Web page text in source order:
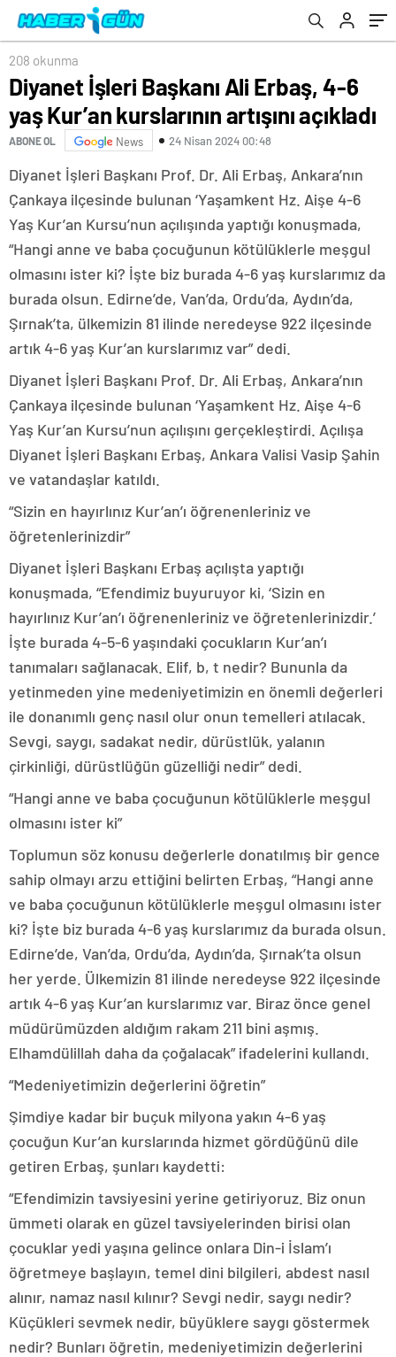
208 okunma
Diyanet İşleri Başkanı Ali Erbaş, 4-6
yaş Kur’an kurslarının artışını açıkladı
ABONE OL News 24 Nisan 2024 00:48
Diyanet İşleri Başkanı Prof. Dr. Ali Erbaş, Ankara’nın
Çankaya ilçesinde bulunan ‘Yaşamkent Hz. Aişe 4-6
Yaş Kur’an Kursu’nun açılışında yaptığı konuşmada,
“Hangi anne ve baba çocuğunun kötülüklerle meşgul
olmasını ister ki? İşte biz burada 4-6 yaş kurslarımız da
burada olsun. Edirne’de, Van’da, Ordu’da, Aydın’da,
Şırnak’ta, ülkemizin 81 ilinde neredeyse 922 ilçesinde
artık 4-6 yaş Kur’an kurslarımız var” dedi.
Diyanet İşleri Başkanı Prof. Dr. Ali Erbaş, Ankara’nın
Çankaya ilçesinde bulunan ‘Yaşamkent Hz. Aişe 4-6
Yaş Kur’an Kursu’nun açılışını gerçekleştirdi. Açılışa
Diyanet İşleri Başkanı Erbaş, Ankara Valisi Vasip Şahin
ve vatandaşlar katıldı.
“Sizin en hayırlınız Kur’an’ı öğrenenleriniz ve
öğretenlerinizdir”
Diyanet İşleri Başkanı Erbaş açılışta yaptığı
konuşmada, “Efendimiz buyuruyor ki, ‘Sizin en
hayırlınız Kur’an’ı öğrenenleriniz ve öğretenlerinizdir.’
İşte burada 4-5-6 yaşındaki çocukların Kur’an’ı
tanımaları sağlanacak. Elif, b, t nedir? Bununla da
yetinmeden yine medeniyetimizin en önemli değerleri
ile donanımlı genç nasıl olur onun temelleri atılacak.
Sevgi, saygı, sadakat nedir, dürüstlük, yalanın
çirkinliği, dürüstlüğün güzelliği nedir” dedi.
“Hangi anne ve baba çocuğunun kötülüklerle meşgul
olmasını ister ki”
Toplumun söz konusu değerlerle donatılmış bir gence
sahip olmayı arzu ettiğini belirten Erbaş, “Hangi anne
ve baba çocuğunun kötülüklerle meşgul olmasını ister
ki? İşte biz burada 4-6 yaş kurslarımız da burada olsun.
Edirne’de, Van’da, Ordu’da, Aydın’da, Şırnak’ta olsun
her yerde. Ülkemizin 81 ilinde neredeyse 922 ilçesinde
artık 4-6 yaş Kur’an kurslarımız var. Biraz önce genel
müdürümüzden aldığım rakam 211 bini aşmış.
Elhamdülillah daha da çoğalacak” ifadelerini kullandı.
“Medeniyetimizin değerlerini öğretin”
Şimdiye kadar bir buçuk milyona yakın 4-6 yaş
çocuğun Kur’an kurslarında hizmet gördüğünü dile
getiren Erbaş, şunları kaydetti:
“Efendimizin tavsiyesini yerine getiriyoruz. Biz onun
ümmeti olarak en güzel tavsiyelerinden birisi olan
çocuklar yedi yaşına gelince onlara Din-i İslam’ı
öğretmeye başlayın, temel dini bilgileri, abdest nasıl
alınır, namaz nasıl kılınır? Sevgi nedir, saygı nedir?
Küçükleri sevmek nedir, büyüklere saygı göstermek
nedir? Bunları öğretin, medeniyetimizin değerlerini